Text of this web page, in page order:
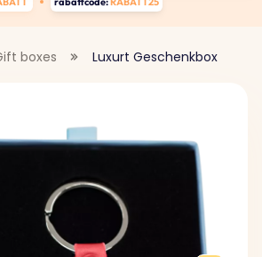
boxes Luxurt Geschenkbox